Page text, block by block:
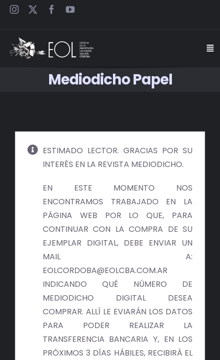
Saltar
JORNADAS
MEDIODICHO
ACTUALIDAD
CONTACTO
Mediodicho Papel
ESTIMADO LECTOR. GRACIAS POR SU
INTERÉS EN LA REVISTA MEDIODICHO.
EN ESTE MOMENTO NOS
ENCONTRAMOS TRABAJADO EN LA
PÁGINA WEB POR LO QUE, PARA
CONTINUAR CON LA COMPRA DE SU
EJEMPLAR DIGITAL, DEBE ENVIAR UN
MAIL A:
EOLCORDOBA@EOLCBA.COM.AR
INDICANDO QUÉ NÚMERO DE
MEDIODICHO DIGITAL DESEA
COMPRAR. ALLÍ LE EVIARÁN LOS DATOS
PARA PODER REALIZAR LA
TRANSFERENCIA BANCARIA Y, EN LOS
PRÓXIMOS 3 DÍAS HÁBILES, RECIBIRÁ EL